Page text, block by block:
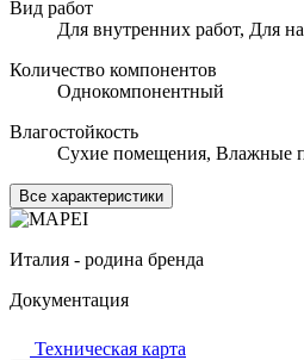
Вид работ
Для внутренних работ, Для
Количество компонентов
Однокомпонентный
Влагостойкость
Сухие помещения, Влажные
Все характеристики
Италия - родина бренда
Документация
Техническая карта